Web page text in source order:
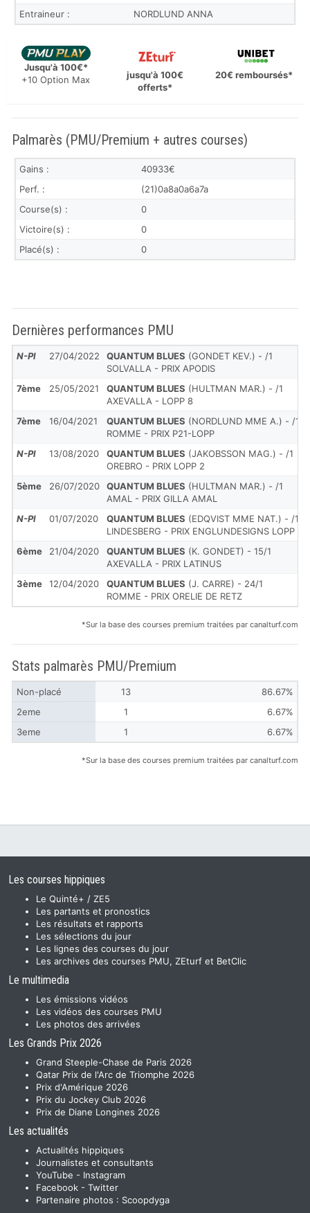
Entraineur :
NORDLUND ANNA
Jusqu'à 100€*
+10 Option Max
jusqu'à 100€
offerts*
20€ remboursés*
Palmarès (PMU/Premium + autres courses)
Gains :
40933€
Perf. :
(21)0a8a0a6a7a
Course(s) :
0
Victoire(s) :
0
Placé(s) :
0
Dernières performances PMU
N-Pl 27/04/2022 QUANTUM BLUES (GONDET KEV.) - /1
SOLVALLA - PRIX APODIS
7ème
25/05/2021 QUANTUM BLUES (HULTMAN MAR.) - /1
AXEVALLA - LOPP 8
7ème
16/04/2021 QUANTUM BLUES (NORDLUND MME A.) - /1
ROMME - PRIX P21-LOPP
N-Pl
13/08/2020 QUANTUM BLUES (JAKOBSSON MAG.) - /1
OREBRO - PRIX LOPP 2
5ème
26/07/2020 QUANTUM BLUES (HULTMAN MAR.) - /1
AMAL - PRIX GILLA AMAL
N-Pl
01/07/2020 QUANTUM BLUES (EDQVIST MME NAT.) - /1
LINDESBERG - PRIX ENGLUNDESIGNS LOPP -
6ème
21/04/2020 QUANTUM BLUES (K. GONDET) - 15/1
AXEVALLA - PRIX LATINUS
3ème
12/04/2020 QUANTUM BLUES (J. CARRE) - 24/1
ROMME - PRIX ORELIE DE RETZ
*Sur la base des courses premium traitées par canalturf.com
Stats palmarès PMU/Premium
Non-placé 13
86.67%
2eme
1
6.67%
3eme
1 6.67%
*Sur la base des courses premium traitées par canalturf.com
Les courses hippiques
Le Quinté+ / ZE5
Les partants et pronostics
Les résultats et rapports
Les sélections du jour
Les lignes des courses du jour
Les archives des courses PMU, ZEturf et BetClic
Le multimedia
Les émissions vidéos
Les vidéos des courses PMU
Les photos des arrivées
Les Grands Prix 2026
Grand Steeple-Chase de Paris 2026
Qatar Prix de l'Arc de Triomphe 2026
Prix d'Amérique 2026
Prix du Jockey Club 2026
Prix de Diane Longines 2026
Les actualités
Actualités hippiques
Journalistes et consultants
YouTube - Instagram
Facebook - Twitter
Partenaire photos : Scoopdyga